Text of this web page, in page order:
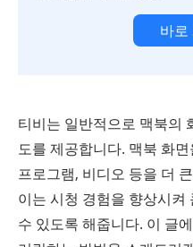
바로
티비는 일반적으로 맥북의
도를 제공합니다. 맥북 화
프로그램, 비디오 등을 더
이는 시청 경험을 향상시
수 있도록 해줍니다. 이 글